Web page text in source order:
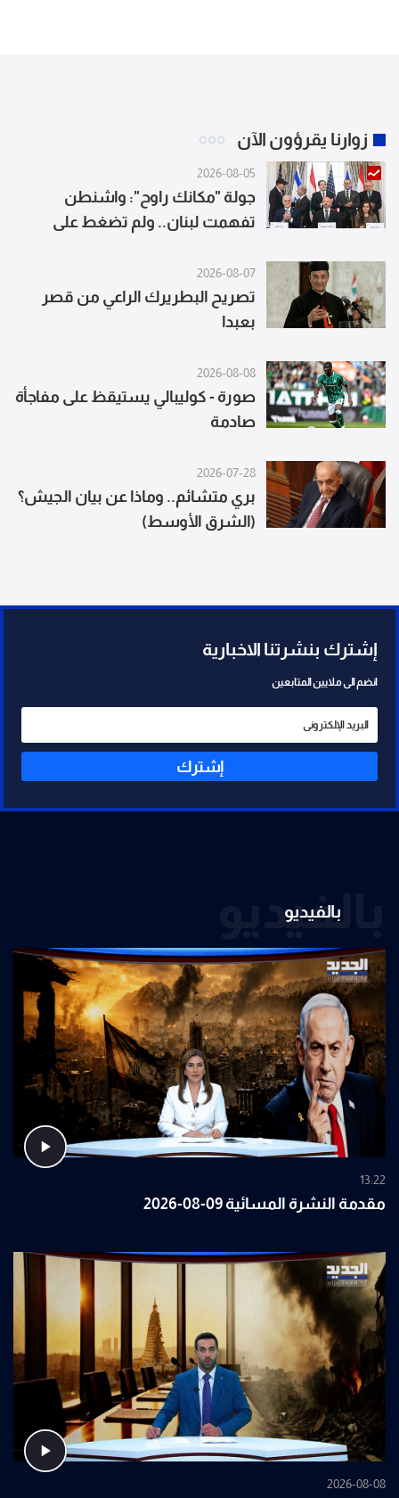
زوارنا يقرؤون الآن
2026-08-05
جولة "مكانك راوح": واشنطن
تفهمت لبنان.. ولم تضغط على
2026-08-07
تصريح البطريرك الراعي من قصر
بعبدا
2026-08-08
صورة - كوليبالي يستيقظ على مفاجأة
صادمة
2026-07-28
بري متشائم.. وماذا عن بيان الجيش؟
(الشرق الأوسط)
إشترك بنشرتنا الاخبارية
انضم الى ملايين المتابعين
إشترك
بالفيديو
بالفيديو
13:22
مقدمة النشرة المسائية 09-08-2026
2026-08-08